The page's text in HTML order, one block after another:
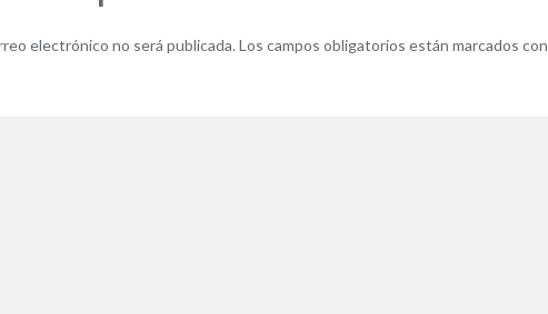
electrónico no será publicada. Los campos obligatorios están marcados con